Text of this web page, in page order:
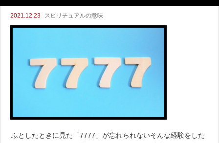
2021.12.23 スピリチュアルの意味
ふとしたときに見た「7777」が忘れられないそんな経験をした